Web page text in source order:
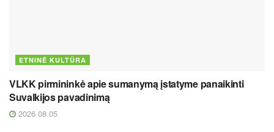
ETNINĖ KULTŪRA
VLKK pirmininkė apie sumanymą įstatyme panaikinti
Suvalkijos pavadinimą
2026 08 05